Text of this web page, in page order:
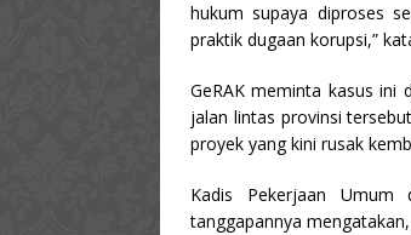
hukum supaya diproses
praktik dugaan korupsi,”
GeRAK meminta kasus ini
jalan lintas provinsi
proyek yang kini rusak
Kadis Pekerjaan
tanggapannya